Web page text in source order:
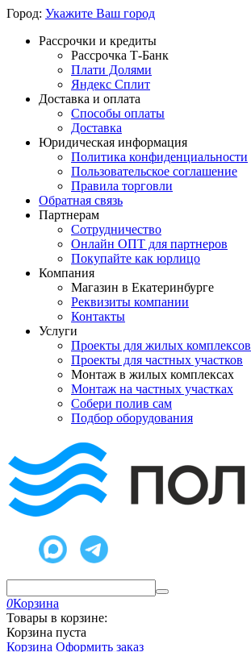
Город: Укажите Ваш город
Рассрочки и кредиты
Рассрочка Т-Банк
Плати Долями
Яндекс Сплит
Доставка и оплата
Способы оплаты
Доставка
Юридическая информация
Политика конфиденциальности
Пользовательское соглашение
Правила торговли
Обратная связь
Партнерам
Сотрудничество
Онлайн ОПТ для партнеров
Покупайте как юрлицо
Компания
Магазин в Екатеринбурге
Реквизиты компании
Контакты
Услуги
Проекты для жилых комплексов
Проекты для частных участков
Монтаж в жилых комплексах
Монтаж на частных участках
Собери полив сам
Подбор оборудования
0Корзина
Товары в корзине:
Корзина пуста
Корзина Оформить заказ